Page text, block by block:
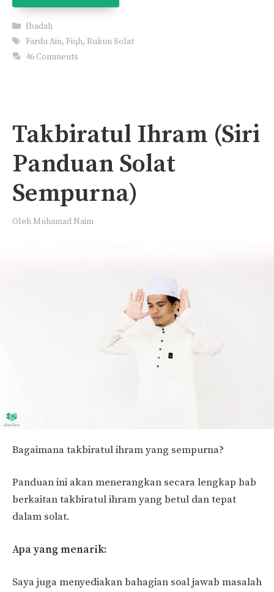
Categories
Ibadah
Tags
Fardu Ain,Fiqh,Rukun Solat
46 Comments
Takbiratul Ihram (Siri
Panduan Solat
Sempurna)
OlehMuhamad Naim
Bagaimana takbiratul ihram yang sempurna?
Panduan ini akan menerangkan secara lengkap bab
berkaitan takbiratul ihram yang betul dan tepat
dalam solat.
Apa yang menarik:
Saya juga menyediakan bahagian soal jawab masalah